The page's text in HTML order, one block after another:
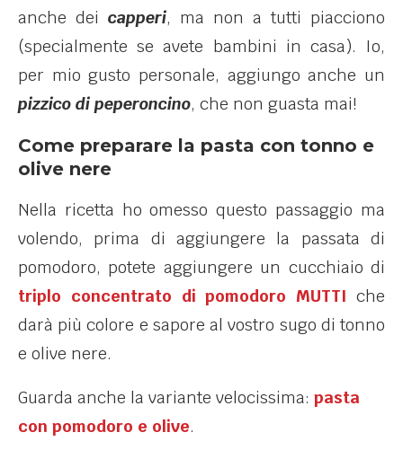
anche dei capperi, ma non a tutti piacciono
(specialmente se avete bambini in casa). Io,
per mio gusto personale, aggiungo anche un
pizzico di peperoncino, che non guasta mai!
Come preparare la pasta con tonno e
olive nere
Nella ricetta ho omesso questo passaggio ma
volendo, prima di aggiungere la passata di
pomodoro, potete aggiungere un cucchiaio di
triplo concentrato di pomodoro MUTTI che
darà più colore e sapore al vostro sugo di tonno
e olive nere.
Guarda anche la variante velocissima: pasta
con pomodoro e olive.